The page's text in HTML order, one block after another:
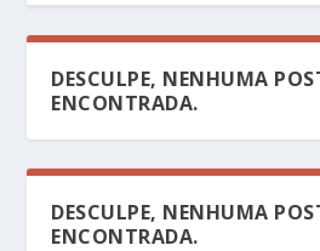
DESCULPE, NENHUMA
ENCONTRADA.
DESCULPE, NENHUMA
ENCONTRADA.